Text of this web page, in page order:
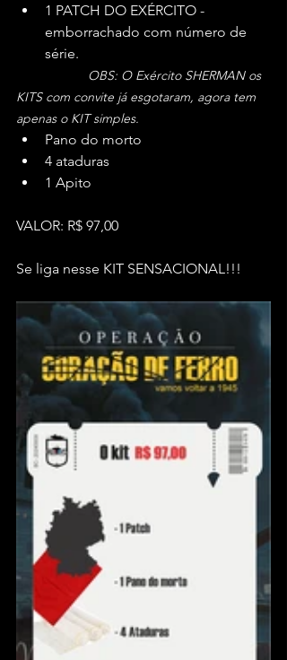
1 PATCH DO EXÉRCITO -
emborrachado com número de
série.
OBS: O Exército SHERMAN os
KITS com convite já esgotaram, agora tem
apenas o KIT simples.
Pano do morto
4 ataduras
1 Apito
VALOR: R$ 97,00
Se liga nesse KIT SENSACIONAL!!!